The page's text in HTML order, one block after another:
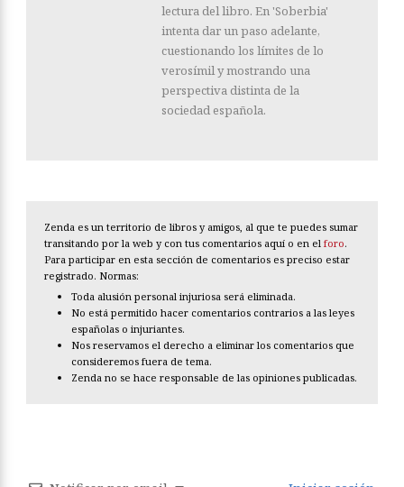
lectura del libro. En 'Soberbia'
intenta dar un paso adelante,
cuestionando los límites de lo
verosímil y mostrando una
perspectiva distinta de la
sociedad española.
Zenda es un territorio de libros y amigos, al que te puedes sumar
transitando por la web y con tus comentarios aquí o en el foro.
Para participar en esta sección de comentarios es preciso estar
registrado. Normas:
Toda alusión personal injuriosa será eliminada.
No está permitido hacer comentarios contrarios a las leyes
españolas o injuriantes.
Nos reservamos el derecho a eliminar los comentarios que
consideremos fuera de tema.
Zenda no se hace responsable de las opiniones publicadas.